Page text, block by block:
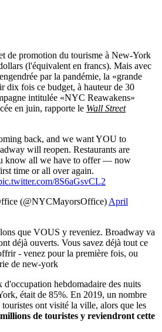
de promotion du tourisme à New-York
(l'équivalent en francs). Mais avec
par la pandémie, la «grande
dix fois ce budget, à hauteur de 30
intitulée «NYC Reawakens»
en juin, rapporte le Wall Street
back, and we want YOU to
will reopen. Restaurants are
know all we have to offer — now
time or all over again.
8S6aGsvCL2
(@NYCMayorsOffice) April
que VOUS y reveniez. Broadway va
déjà ouverts. Vous savez déjà tout ce
- venez pour la première fois, ou
de new-york
d'occupation hebdomadaire des nuits
était de 85%. En 2019, un nombre
ont visité la ville, alors que les
de touristes y reviendront cette